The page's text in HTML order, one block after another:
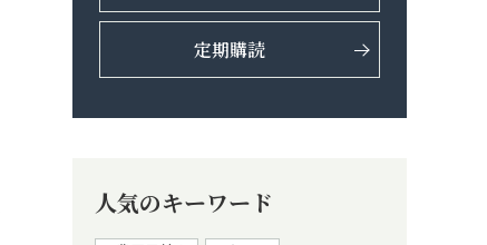
定期購読
人気のキーワード